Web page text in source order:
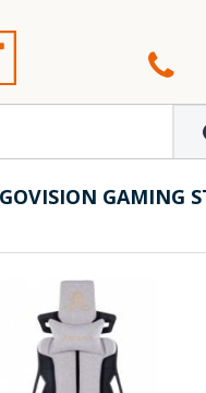
GAMING